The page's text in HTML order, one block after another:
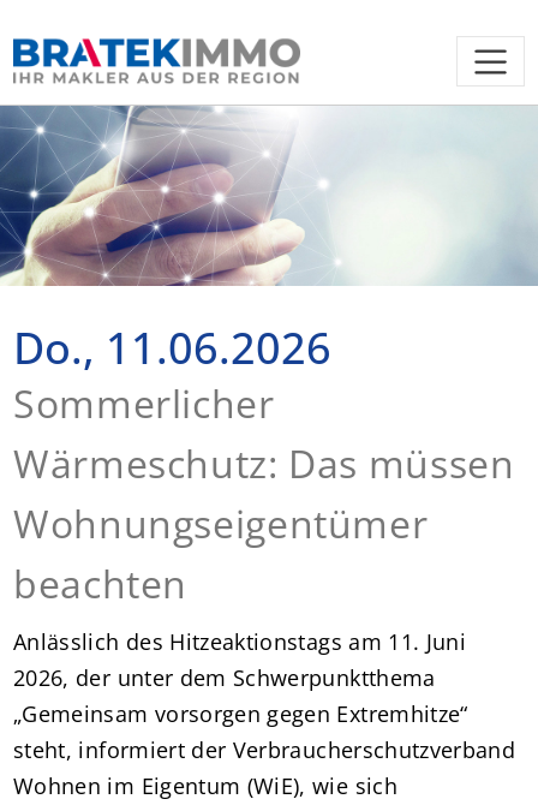
Do., 11.06.2026
Sommerlicher
Wärmeschutz: Das müssen
Wohnungseigentümer
beachten
Anlässlich des Hitzeaktionstags am 11. Juni
2026, der unter dem Schwerpunktthema
„Gemeinsam vorsorgen gegen Extremhitze“
steht, informiert der Verbraucherschutzverband
Wohnen im Eigentum (WiE), wie sich